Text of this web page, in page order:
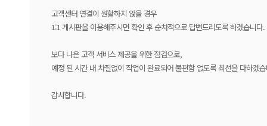
고객센터 연결이 원할하지 않을 경우
1:1 게시판을 이용해주시면 확인 후 순차적으로 답변드리도록 하겠습니다.
보다 나은 고객 서비스 제공을 위한 점검으로,
예정 된 시간 내 차질없이 작업이 완료되어 불편함 없도록 최선을 다하겠
감사합니다.